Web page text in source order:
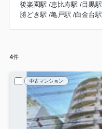
後楽園駅 /恵比寿駅 /目黒駅
勝どき駅 /亀戸駅 /白金台駅
4件
中古マンション